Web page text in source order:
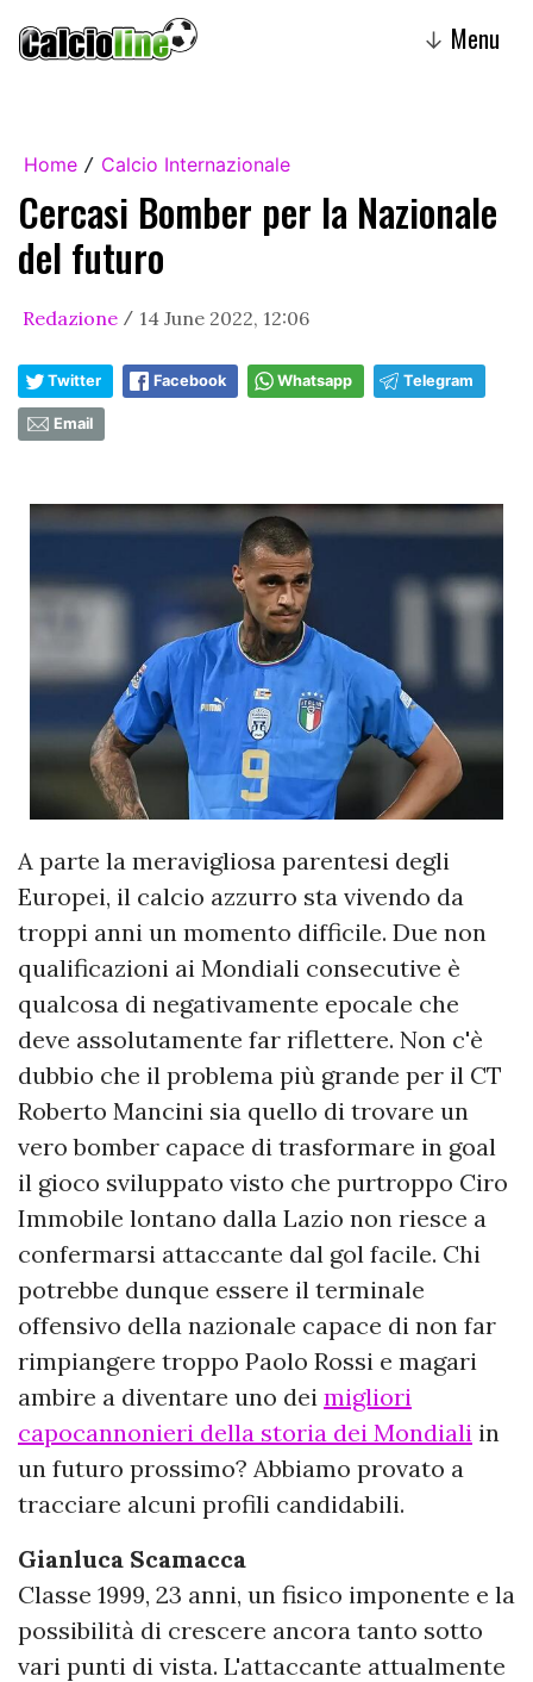
↓ Menu
Home / Calcio Internazionale
Cercasi Bomber per la Nazionale
del futuro
Redazione / 14 June 2022, 12:06
Twitter Facebook Whatsapp Telegram
Email
A parte la meravigliosa parentesi degli
Europei, il calcio azzurro sta vivendo da
troppi anni un momento difficile. Due non
qualificazioni ai Mondiali consecutive è
qualcosa di negativamente epocale che
deve assolutamente far riflettere. Non c'è
dubbio che il problema più grande per il CT
Roberto Mancini sia quello di trovare un
vero bomber capace di trasformare in goal
il gioco sviluppato visto che purtroppo Ciro
Immobile lontano dalla Lazio non riesce a
confermarsi attaccante dal gol facile. Chi
potrebbe dunque essere il terminale
offensivo della nazionale capace di non far
rimpiangere troppo Paolo Rossi e magari
ambire a diventare uno dei migliori
capocannonieri della storia dei Mondiali in
un futuro prossimo? Abbiamo provato a
tracciare alcuni profili candidabili.
Gianluca Scamacca
Classe 1999, 23 anni, un fisico imponente e la
possibilità di crescere ancora tanto sotto
vari punti di vista. L'attaccante attualmente